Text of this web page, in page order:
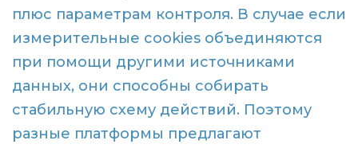
плюс параметрам контроля. В случае если
измерительные cookies объединяются
при помощи другими источниками
данных, они способны собирать
стабильную схему действий. Поэтому
разные платформы предлагают